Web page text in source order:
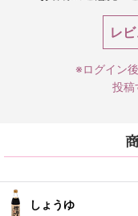
レ
※ログイン
投稿
しょうゆ